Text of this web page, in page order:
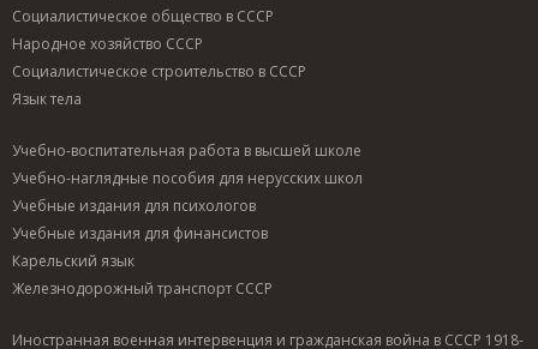
Социалистическое общество в СССР
Народное хозяйство СССР
Социалистическое строительство в СССР
Язык тела
Учебно-воспитательная работа в высшей школе
Учебно-наглядные пособия для нерусских школ
Учебные издания для психологов
Учебные издания для финансистов
Карельский язык
Железнодорожный транспорт СССР
Иностранная военная интервенция и гражданская война в СССР 1918-